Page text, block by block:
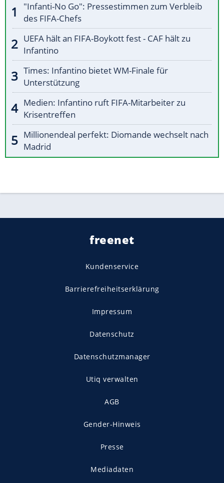
"Infanti-No Go": Pressestimmen zum Verbleib
des FIFA-Chefs
UEFA hält an FIFA-Boykott fest - CAF hält zu
Infantino
Times: Infantino bietet WM-Finale für
Unterstützung
Medien: Infantino ruft FIFA-Mitarbeiter zu
Krisentreffen
Millionendeal perfekt: Diomande wechselt nach
Madrid
freenet
Kundenservice
Barrierefreiheitserklärung
Impressum
Datenschutz
Datenschutzmanager
Utiq verwalten
AGB
Gender-Hinweis
Presse
Mediadaten